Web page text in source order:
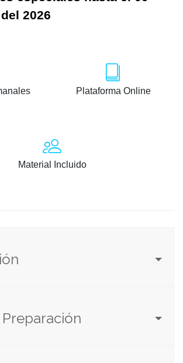
2026
Plataforma Online
Material Incluido